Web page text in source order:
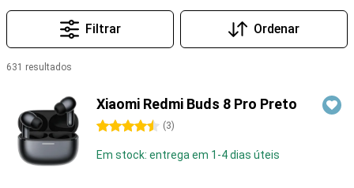
Filtrar Ordenar
631 resultados
Xiaomi Redmi Buds 8 Pro Preto
4.5 estrelas (3)
Em stock: entrega em 1-4 dias úteis